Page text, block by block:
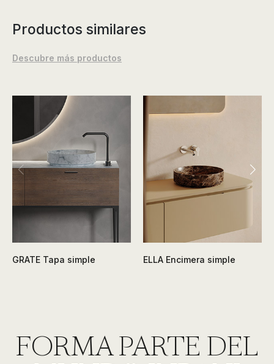
Productos similares
Descubre más productos
GRATE Tapa simple ELLA Encimera simple
FORMA PARTE DEL